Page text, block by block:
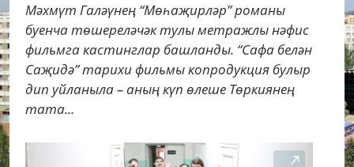
Мәхмүт Галәүнең “Мөһаҗирләр” романы
буенча төшереләчәк тулы метражлы нәфис
фильмга кастинглар башланды. “Сафа белән
Саҗидә” тарихи фильмы копродукция булыр
дип уйланыла – аның күп өлеше Төркиянең
тата...